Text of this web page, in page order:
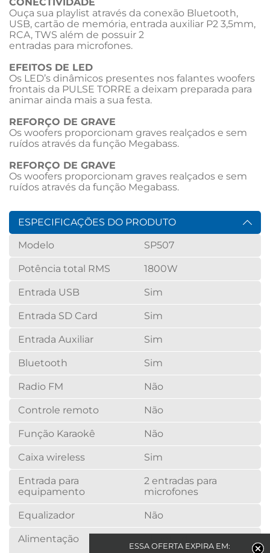
Ouça sua playlist através da conexão Bluetooth,
USB, cartão de memória, entrada auxiliar P2 3,5mm,
RCA, TWS além de possuir 2
entradas para microfones.
EFEITOS DE LED
Os LED’s dinâmicos presentes nos falantes woofers
frontais da PULSE TORRE a deixam preparada para
animar ainda mais a sua festa.
REFORÇO DE GRAVE
Os woofers proporcionam graves realçados e sem
ruídos através da função Megabass.
REFORÇO DE GRAVE
Os woofers proporcionam graves realçados e sem
ruídos através da função Megabass.
ESPECIFICAÇÕES DO PRODUTO
Modelo
SP507
Potência total RMS 1800W
Entrada USB Sim
Entrada SD Card Sim
Entrada Auxiliar Sim
Bluetooth Sim
Radio FM Não
Controle remoto Não
Função Karaokê Não
Caixa wireless Sim
Entrada para
equipamento
2 entradas para
microfones
Equalizador Não
Alimentação
alimentação
ESSA OFERTA EXPIRA EM: